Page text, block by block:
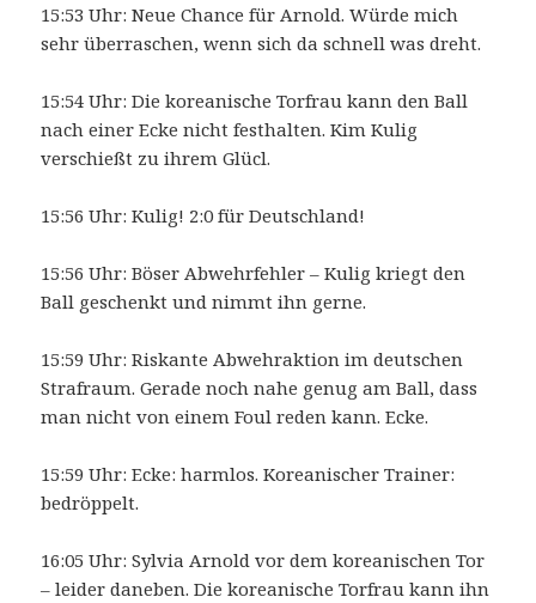
15:53 Uhr: Neue Chance für Arnold. Würde mich
sehr überraschen, wenn sich da schnell was dreht.
15:54 Uhr: Die koreanische Torfrau kann den Ball
nach einer Ecke nicht festhalten. Kim Kulig
verschießt zu ihrem Glücl.
15:56 Uhr: Kulig! 2:0 für Deutschland!
15:56 Uhr: Böser Abwehrfehler – Kulig kriegt den
Ball geschenkt und nimmt ihn gerne.
15:59 Uhr: Riskante Abwehraktion im deutschen
Strafraum. Gerade noch nahe genug am Ball, dass
man nicht von einem Foul reden kann. Ecke.
15:59 Uhr: Ecke: harmlos. Koreanischer Trainer:
bedröppelt.
16:05 Uhr: Sylvia Arnold vor dem koreanischen Tor
– leider daneben. Die koreanische Torfrau kann ihn